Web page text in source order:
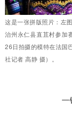
这是一张拼版照片：左
治州永仁县直苴村参加
26日拍摄的模特在法国
社记者 高静 摄）。
一